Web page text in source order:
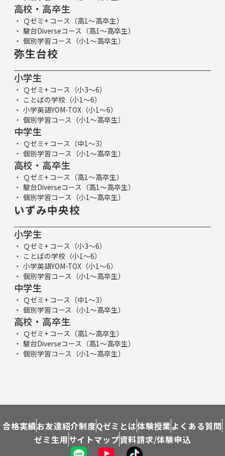
高校・高卒生
Ｑゼミ+ コース（高1～高卒生）
駿台Diverseコース（高1～高卒生）
個別学習コース（小1～高卒生）
弥生台校
小学生
Ｑゼミ+ コース（小3～6）
ことばの学校（小1～6）
小学英語YOM-TOX（小1～6）
個別学習コース（小1～高卒生）
中学生
Ｑゼミ+ コース（中1～3）
個別学習コース（小1～高卒生）
高校・高卒生
Ｑゼミ+ コース（高1～高卒生）
駿台Diverseコース（高1～高卒生）
個別学習コース（小1～高卒生）
いずみ中央校
小学生
Ｑゼミ+ コース（小3～6）
ことばの学校（小1～6）
小学英語YOM-TOX（小1～6）
個別学習コース（小1～高卒生）
中学生
Ｑゼミ+ コース（中1～3）
個別学習コース（小1～高卒生）
高校・高卒生
Ｑゼミ+ コース（高1～高卒生）
駿台Diverseコース（高1～高卒生）
個別学習コース（小1～高卒生）
合格実績お友達紹介制度Qゼミとは体験授業よくある質問
ゼミ生用サイトマップ資料請求/体験申込